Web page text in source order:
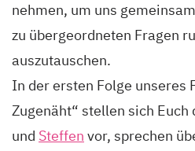
nehmen, um uns
zu übergeordneten Fragen
auszutauschen.
In der ersten Folge unseres
Zugenäht“ stellen sich Euch
und Steffen vor, sprechen